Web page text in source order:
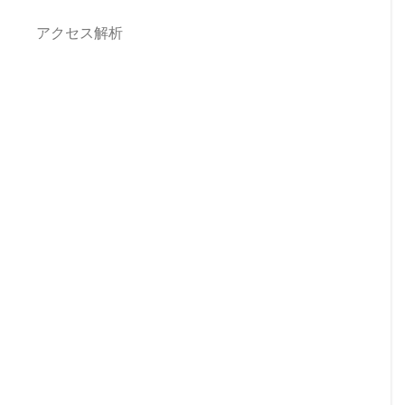
アクセス解析